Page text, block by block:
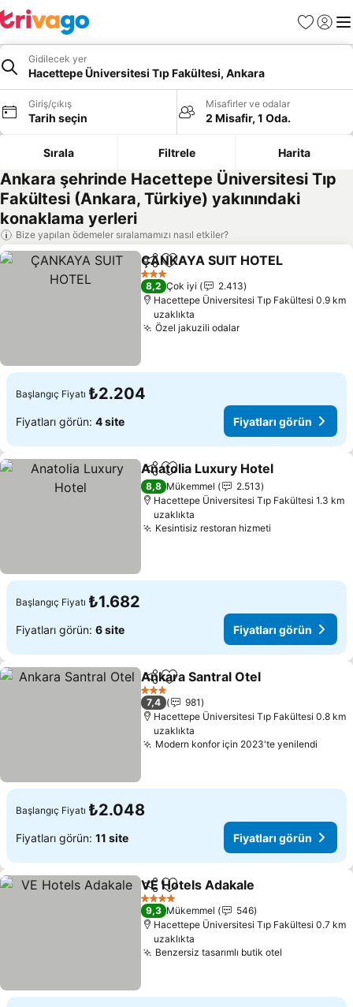
Favoriler
Giriş
Gidilecek yer
Hacettepe Üniversitesi Tıp Fakültesi, Ankara
Giriş/çıkış
Tarih seçin
Misafirler ve odalar
2 Misafir, 1 Oda.
Sırala Filtrele Harita
Ankara şehrinde Hacettepe Üniversitesi Tıp
Fakültesi (Ankara, Türkiye) yakınındaki
konaklama yerleri
Bize yapılan ödemeler sıralamamızı nasıl etkiler?
PaylaşFavorilerime ekle
ÇANKAYA SUIT HOTEL
3 Yıldız
8,2 Çok iyi
2.413
Hacettepe Üniversitesi Tıp Fakültesi 0.9 km
uzaklıkta
Özel jakuzili odalar
Başlangıç Fiyatı ₺2.204
Fiyatları görün: 4 site Fiyatları görün
PaylaşFavorilerime ekle
Anatolia Luxury Hotel
8,8 Mükemmel
2.513
Hacettepe Üniversitesi Tıp Fakültesi 1.3 km
uzaklıkta
Kesintisiz restoran hizmeti
Başlangıç Fiyatı ₺1.682
Fiyatları görün: 6 site Fiyatları görün
PaylaşFavorilerime ekle
Ankara Santral Otel
3 Yıldız
7,4
981
Hacettepe Üniversitesi Tıp Fakültesi 0.8 km
uzaklıkta
Modern konfor için 2023'te yenilendi
Başlangıç Fiyatı ₺2.048
Fiyatları görün: 11 site Fiyatları görün
PaylaşFavorilerime ekle
VE Hotels Adakale
4 Yıldız
9,3 Mükemmel
546
Hacettepe Üniversitesi Tıp Fakültesi 0.7 km
uzaklıkta
Benzersiz tasarımlı butik otel